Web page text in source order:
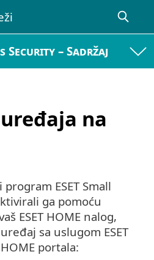
Security – Sadržaj
na
ESET Small
ga pomoću
ESET HOME nalog,
sa uslugom ESET
portala: